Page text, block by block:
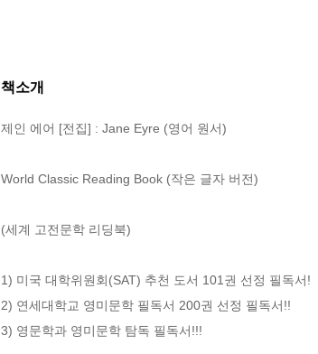
책소개
제인 에어 [전집] : Jane Eyre (영어 원서)
World Classic Reading Book (작은 글자 버전)
(세계 고전문학 리딩북)
1) 미국 대학위원회(SAT) 추천 도서 101권 선정 필독서!
2) 연세대학교 영미문학 필독서 200권 선정 필독서!!
3) 영문학과 영미문학 탐독 필독서!!!